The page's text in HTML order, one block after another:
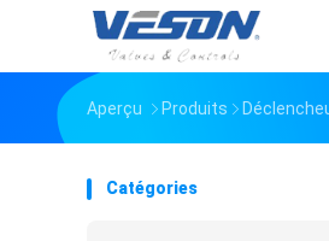
Aperçu Produits
Catégories